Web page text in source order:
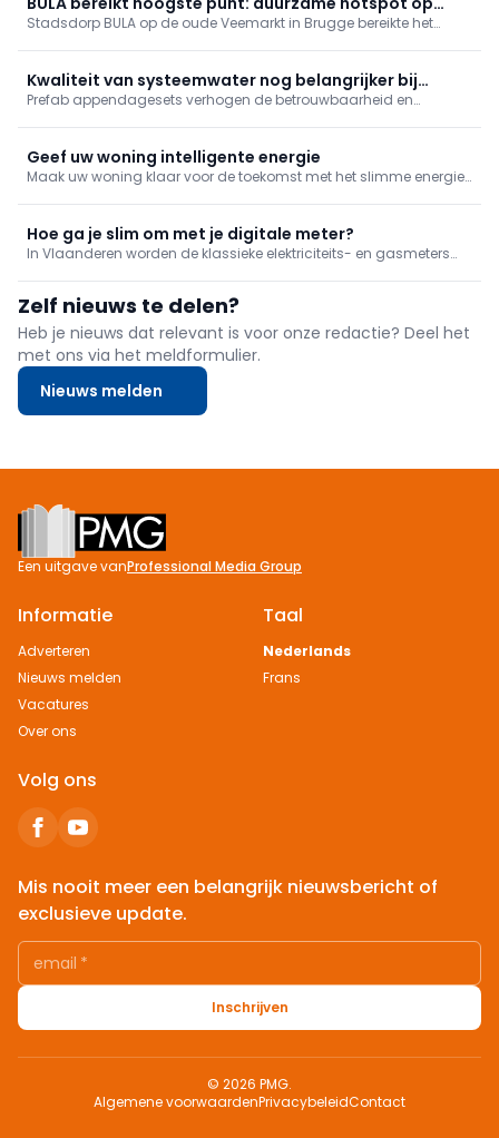
Brugse Veemarkt
Stadsdorp BULA op de oude Veemarkt in Brugge bereikte het
praktijken tekenen in; fossielvrije energie via geothermie. Eerste
intrek midden 2027.
Kwaliteit van systeemwater nog belangrijker bij
warmtepomp
Prefab appendagesets verhogen de betrouwbaarheid en
optimale prestaties en een langere levensduur van de installatie.
Geef uw woning intelligente energie
Maak uw woning klaar voor de toekomst met het slimme energie-
maximaal rendement, lagere energiekosten en meer
energieonafhankelijkheid.
Hoe ga je slim om met je digitale meter?
In Vlaanderen worden de klassieke elektriciteits- en gasmeters
tellers voor inzage en sturing van je verbruik?
Zelf nieuws te delen?
Heb je nieuws dat relevant is voor onze redactie? Deel het
met ons via het meldformulier.
Nieuws melden
Footer
Een uitgave vanProfessional Media Group
Informatie
Adverteren
Nieuws melden
Vacatures
Over ons
Taal
Nederlands
Frans
Volg ons
Mis nooit meer een belangrijk nieuwsbericht of
exclusieve update.
email *
Inschrijven
© 2026 PMG.
Algemene voorwaardenPrivacybeleidContact